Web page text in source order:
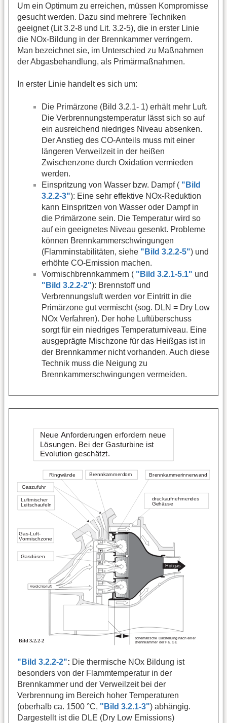
Um ein Optimum zu erreichen, müssen Kompromisse
gesucht werden. Dazu sind mehrere Techniken
geeignet (Lit 3.2-8 und Lit. 3.2-5), die in erster Linie
die NOx-Bildung in der Brennkammer verringern.
Man bezeichnet sie, im Unterschied zu Maßnahmen
der Abgasbehandlung, als Primärmaßnahmen.
In erster Linie handelt es sich um:
Die Primärzone (Bild 3.2.1- 1) erhält mehr Luft.
Die Verbrennungstemperatur lässt sich so auf
ein ausreichend niedriges Niveau absenken.
Der Anstieg des CO-Anteils muss mit einer
längeren Verweilzeit in der heißen
Zwischenzone durch Oxidation vermieden
werden.
Einspritzung von Wasser bzw. Dampf ( "Bild
3.2.2-3"): Eine sehr effektive NOx-Reduktion
kann Einspritzen von Wasser oder Dampf in
die Primärzone sein. Die Temperatur wird so
auf ein geeignetes Niveau gesenkt. Probleme
können Brennkammerschwingungen
(Flamminstabilitäten, siehe "Bild 3.2.2-5") und
erhöhte CO-Emission machen.
Vormischbrennkammern ( "Bild 3.2.1-5.1" und
"Bild 3.2.2-2"): Brennstoff und
Verbrennungsluft werden vor Eintritt in die
Primärzone gut vermischt (sog. DLN = Dry Low
NOx Verfahren). Der hohe Luftüberschuss
sorgt für ein niedriges Temperaturniveau. Eine
ausgeprägte Mischzone für das Heißgas ist in
der Brennkammer nicht vorhanden. Auch diese
Technik muss die Neigung zu
Brennkammerschwingungen vermeiden.
"Bild 3.2.2-2": Die thermische NOx Bildung ist
besonders von der Flammtemperatur in der
Brennkammer und der Verweilzeit bei der
Verbrennung im Bereich hoher Temperaturen
(oberhalb ca. 1500 °C, "Bild 3.2.1-3") abhängig.
Dargestellt ist die DLE (Dry Low Emissions)